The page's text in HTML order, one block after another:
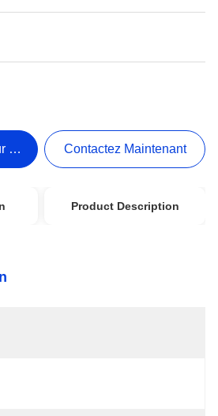
Prix Contactez Maintenant
Product Description